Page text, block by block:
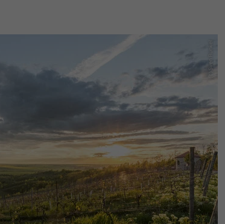
(c) Sven Runkel